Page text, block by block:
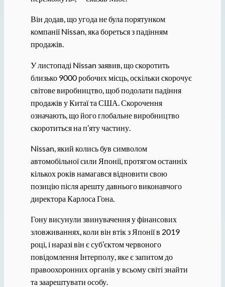
Він додав, що угода не була порятунком
компанії Nissan, яка бореться з падінням
продажів.
У листопаді Nissan заявив, що скоротить
близько 9000 робочих місць, оскільки скорочує
світове виробництво, щоб подолати падіння
продажів у Китаї та США. Скорочення
означають, що його глобальне виробництво
скоротиться на п’яту частину.
Nissan, який колись був символом
автомобільної сили Японії, протягом останніх
кількох років намагався відновити свою
позицію після арешту давнього виконавчого
директора Карлоса Гона.
Гону висунули звинувачення у фінансових
зловживаннях, коли він втік з Японії в 2019
році, і наразі він є суб’єктом червоного
повідомлення Інтерполу, яке є запитом до
правоохоронних органів у всьому світі знайти
та заарештувати особу.